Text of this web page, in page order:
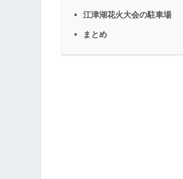
江津湖花火大会の駐車場
まとめ